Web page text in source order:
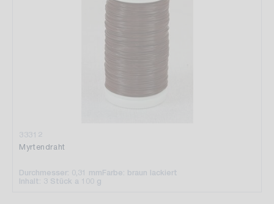
33312
Myrtendraht
Durchmesser: 0,31 mmFarbe: braun lackiert
Inhalt: 3 Stück a 100 g